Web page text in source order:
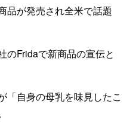
品が発売され全米で話題
のFridaで新商品の宣伝と
「自身の母乳を味見したこ